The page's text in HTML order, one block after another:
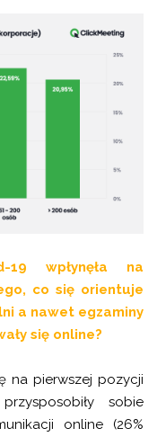
19 wpłynęła na
co się orientuje
a nawet egzaminy
się online?
na pierwszej pozycji
sobie
online (26%